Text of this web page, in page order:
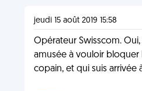
jeudi 15 août 2019 15:58
Opérateur Swisscom.
amusée à vouloir bloquer
copain, et qui suis arrivée